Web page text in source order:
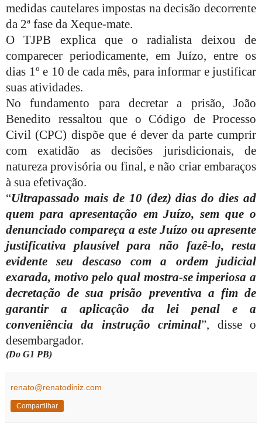
medidas cautelares impostas na decisão decorrente
da 2ª fase da Xeque-mate.
O TJPB explica que o radialista deixou de
comparecer periodicamente, em Juízo, entre os
dias 1º e 10 de cada mês, para informar e justificar
suas atividades.
No fundamento para decretar a prisão, João
Benedito ressaltou que o Código de Processo
Civil (CPC) dispõe que é dever da parte cumprir
com exatidão as decisões jurisdicionais, de
natureza provisória ou final, e não criar embaraços
à sua efetivação.
“Ultrapassado mais de 10 (dez) dias do dies ad
quem para apresentação em Juízo, sem que o
denunciado compareça a este Juízo ou apresente
justificativa plausível para não fazê-lo, resta
evidente seu descaso com a ordem judicial
exarada, motivo pelo qual mostra-se imperiosa a
decretação de sua prisão preventiva a fim de
garantir a aplicação da lei penal e a
conveniência da instrução criminal”, disse o
desembargador.
(Do G1 PB)
renato@renatodiniz.com
Compartilhar